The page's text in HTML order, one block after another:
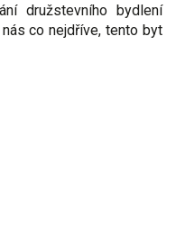
družstevního bydlení
co nejdříve, tento byt